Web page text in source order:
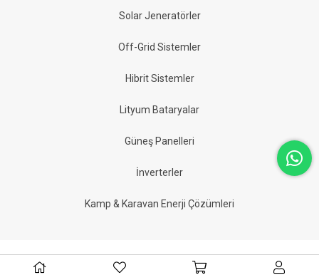
Solar Jeneratörler
Off-Grid Sistemler
Hibrit Sistemler
Lityum Bataryalar
Güneş Panelleri
İnverterler
Kamp & Karavan Enerji Çözümleri